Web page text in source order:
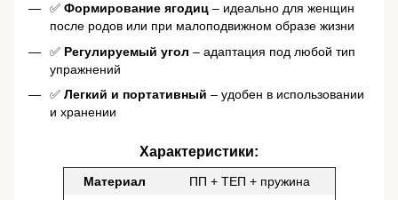
✅ Формирование ягодиц – идеально для женщин
после родов или при малоподвижном образе жизни
✅ Регулируемый угол – адаптация под любой тип
упражнений
✅ Легкий и портативный – удобен в использовании
и хранении
Характеристики:
Материал ПП + ТЕП + пружина